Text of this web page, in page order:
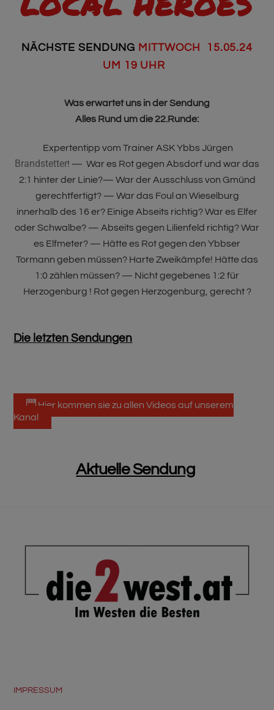
NÄCHSTE SENDUNG MITTWOCH 15.05.24
UM 19 UHR
Was erwartet uns in der Sendung
Alles Rund um die 22.Runde:
Expertentipp vom Trainer ASK Ybbs Jürgen
Brandstetter! — War es Rot gegen Absdorf und war das
2:1 hinter der Linie?— War der Ausschluss von Gmünd
gerechtfertigt? — War das Foul an Wieselburg
innerhalb des 16 er? Einige Abseits richtig? War es Elfer
oder Schwalbe? — Abseits gegen Lilienfeld richtig? War
es Elfmeter? — Hätte es Rot gegen den Ybbser
Tormann geben müssen? Harte Zweikämpfe! Hätte das
1:0 zählen müssen? — Nicht gegebenes 1:2 für
Herzogenburg ! Rot gegen Herzogenburg, gerecht ?
Die letzten Sendungen
Hier kommen sie zu allen Videos auf unserem
Kanal
Aktuelle Sendung
IMPRESSUM